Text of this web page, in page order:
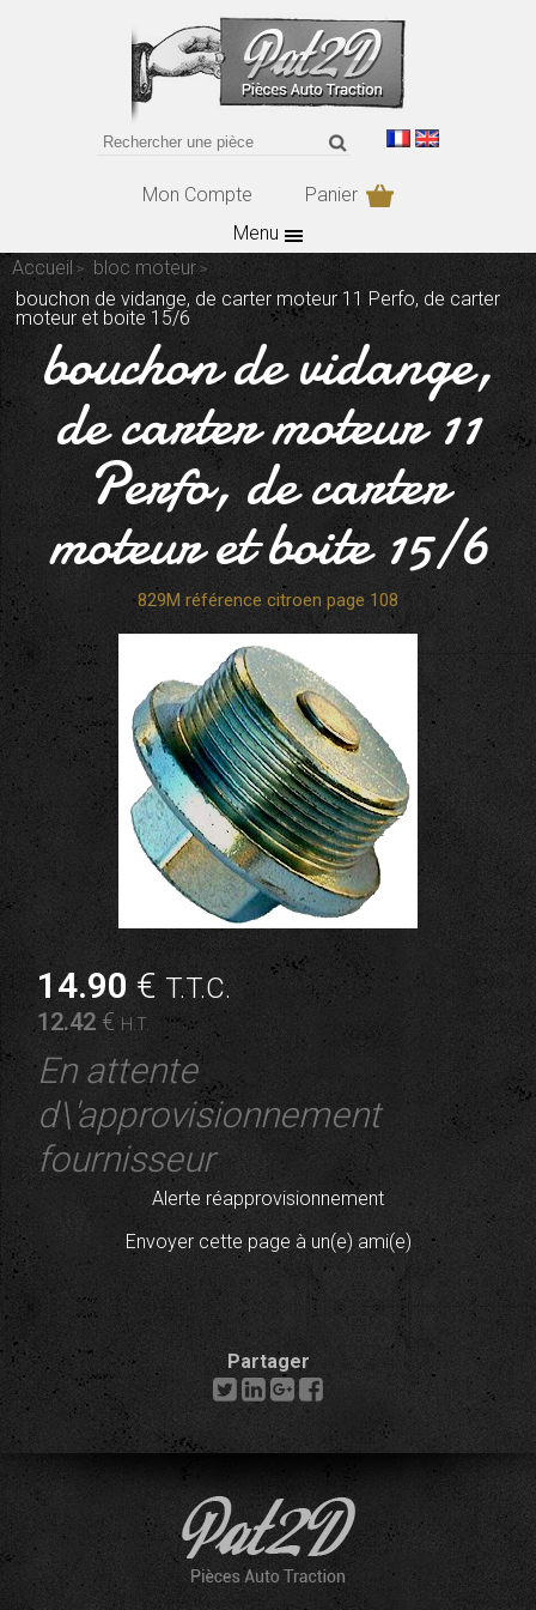
Mon Compte
Panier
Menu
Accueil
bloc moteur
bouchon de vidange, de carter moteur 11 Perfo, de carter
moteur et boite 15/6
bouchon de vidange,
de carter moteur 11
Perfo, de carter
moteur et boite 15/6
829M référence citroen page 108
14.90 €T.T.C.
12.42 € H.T.
En attente
d\'approvisionnement
fournisseur
Alerte réapprovisionnement
Envoyer cette page à un(e) ami(e)
Partager